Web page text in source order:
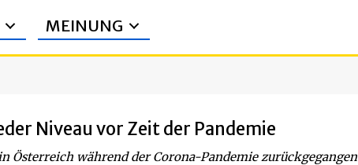
MEINUNG
Niveau vor Zeit der Pandemie
Österreich während der Corona-Pandemie zurückgegangen